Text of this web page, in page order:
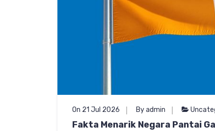
On 21 Jul 2026 By admin
Fakta Menarik Negara Pantai